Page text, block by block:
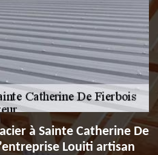
à Sainte Catherine De
Louiti artisan